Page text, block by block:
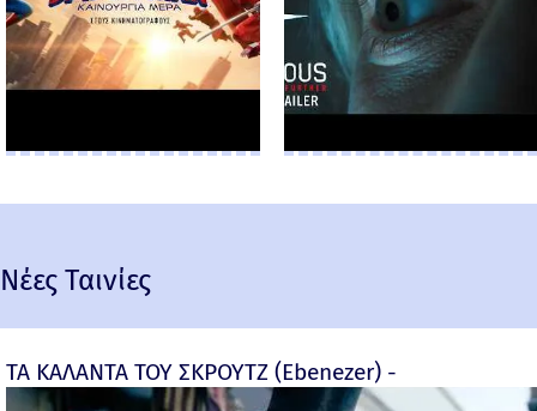
Νέες Ταινίες
ΤΑ ΚΑΛΑΝΤΑ ΤΟΥ ΣΚΡΟΥΤΖ (Ebenezer) -